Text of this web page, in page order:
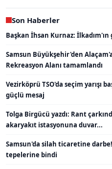
Son Haberler
Başkan İhsan Kurnaz:
Samsun Büyükşehir'den
Rekreasyon Alanı tamamlandı
Vezirköprü TSO'da seçim yarışı
güçlü mesaj
Tolga Birgücü yazdı: Rant
akaryakıt istasyonuna duvar...
Samsun'da silah ticaretine
tepelerine bindi